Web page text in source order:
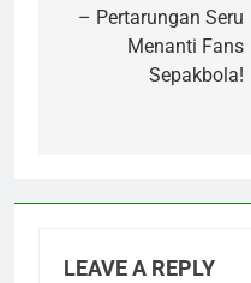
– Pertarungan Seru
Menanti Fans
Sepakbola!
LEAVE A REPLY